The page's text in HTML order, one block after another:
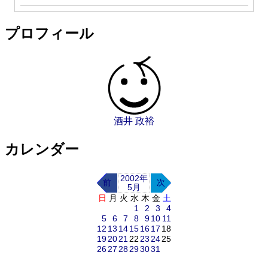
プロフィール
酒井 政裕
カレンダー
前
2002年
5月
次
日 月 火 水 木 金 土
1
2 3
4
5
6 7 8 910 11
12 13 14151617 18
192021 22 23 2425
2627 28293031